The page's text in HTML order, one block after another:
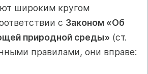
широким кругом
с Законом «Об
природной среды» (ст.
правилами, они вправе: